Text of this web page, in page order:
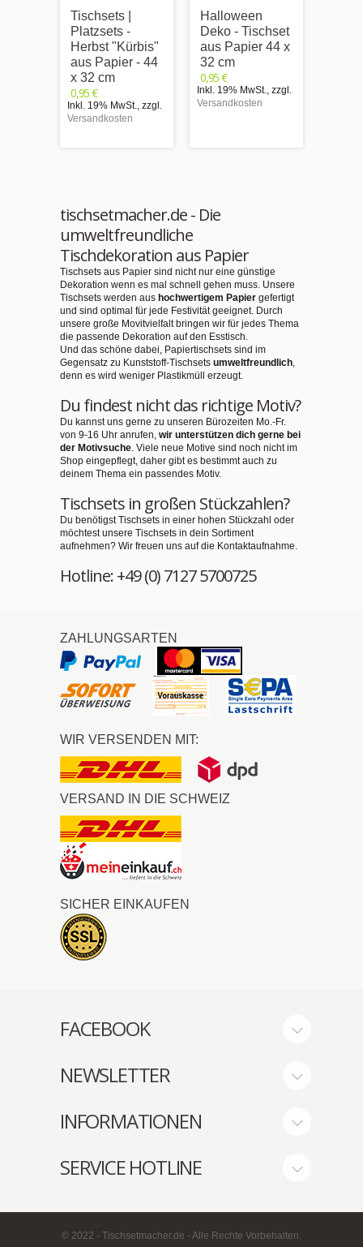
Tischsets |
Platzsets -
Herbst "Kürbis"
aus Papier - 44
x 32 cm
0,95 €
Inkl. 19% MwSt., zzgl.
Versandkosten
Halloween
Deko - Tischset
aus Papier 44 x
32 cm
0,95 €
Inkl. 19% MwSt., zzgl.
Versandkosten
tischsetmacher.de - Die
umweltfreundliche
Tischdekoration aus Papier
Tischsets aus Papier sind nicht nur eine günstige
Dekoration wenn es mal schnell gehen muss. Unsere
Tischsets werden aus hochwertigem Papier gefertigt
und sind optimal für jede Festivität geeignet. Durch
unsere große Movitvielfalt bringen wir für jedes Thema
die passende Dekoration auf den Esstisch.
Und das schöne dabei, Papiertischsets sind im
Gegensatz zu Kunststoff-Tischsets umweltfreundlich,
denn es wird weniger Plastikmüll erzeugt.
Du findest nicht das richtige Motiv?
Du kannst uns gerne zu unseren Bürozeiten Mo.-Fr.
von 9-16 Uhr anrufen, wir unterstützen dich gerne bei
der Motivsuche. Viele neue Motive sind noch nicht im
Shop eingepflegt, daher gibt es bestimmt auch zu
deinem Thema ein passendes Motiv.
Tischsets in großen Stückzahlen?
Du benötigst Tischsets in einer hohen Stückzahl oder
möchtest unsere Tischsets in dein Sortiment
aufnehmen? Wir freuen uns auf die Kontaktaufnahme.
Hotline: +49 (0) 7127 5700725
ZAHLUNGSARTEN
WIR VERSENDEN MIT:
VERSAND IN DIE SCHWEIZ
SICHER EINKAUFEN
FACEBOOK
NEWSLETTER
INFORMATIONEN
SERVICE HOTLINE
© 2022 - Tischsetmacher.de - Alle Rechte Vorbehalten.